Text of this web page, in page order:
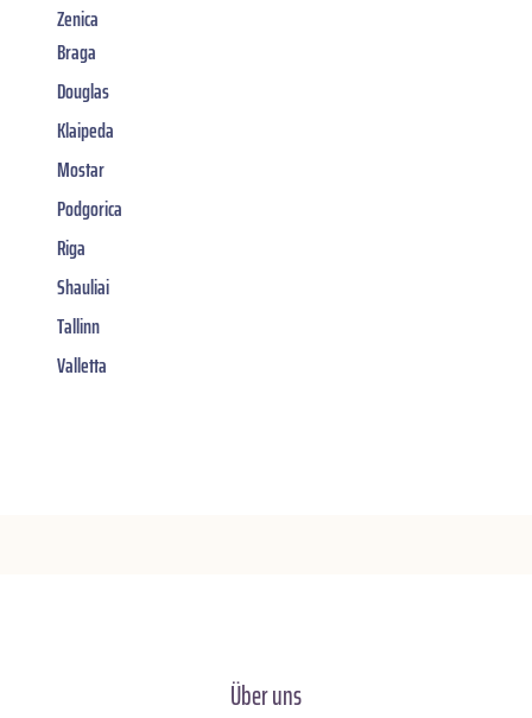
Zenica
Braga
Douglas
Klaipeda
Mostar
Podgorica
Riga
Shauliai
Tallinn
Valletta
Über uns